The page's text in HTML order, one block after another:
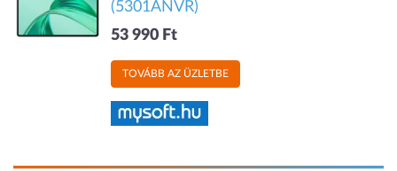
(5301ANVR)
53 990 Ft
TOVÁBB AZ ÜZLETBE